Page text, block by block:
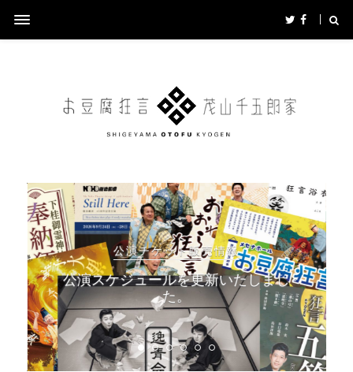
公演チケット販売情報
公演スケジュールを更新いたしまし
た。